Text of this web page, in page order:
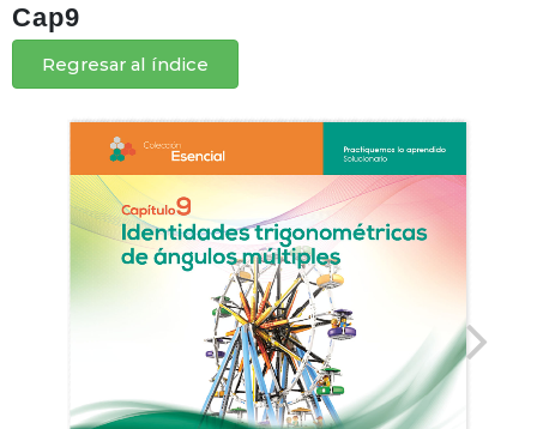
Cap9
Regresar al índice